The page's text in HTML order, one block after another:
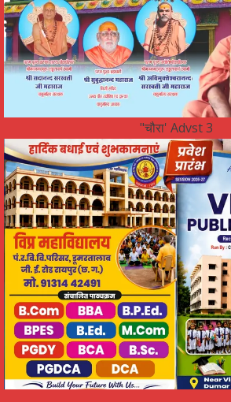
"चौरा' Advst 3